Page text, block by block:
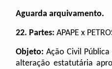
Aguarda arquivamento.
22. Partes: APAPE x
Objeto: Ação Civil
alteração estatutária